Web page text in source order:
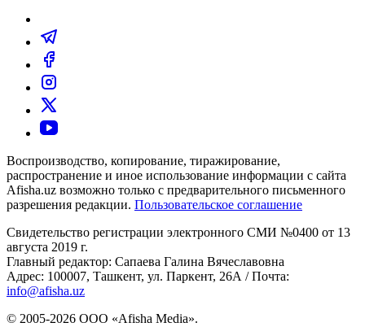
Воспроизводство, копирование, тиражирование,
распространение и иное использование информации с сайта
Afisha.uz возможно только с предварительного письменного
разрешения редакции. Пользовательское соглашение
Свидетельство регистрации электронного СМИ №0400 от 13
августа 2019 г.
Главный редактор: Сапаева Галина Вячеславовна
Адрес: 100007, Ташкент, ул. Паркент, 26А / Почта:
info@afisha.uz
© 2005-2026 ООО «Afisha Media».